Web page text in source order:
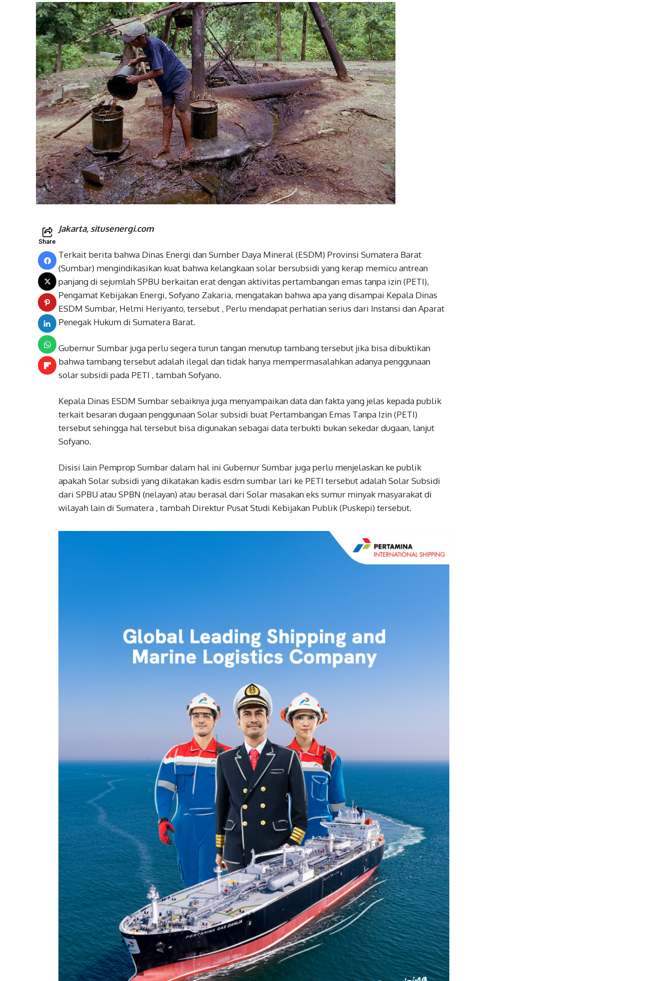
Share
Jakarta, situsenergi.com
Terkait berita bahwa Dinas Energi dan Sumber Daya Mineral (ESDM) Provinsi Sumatera Barat
(Sumbar) mengindikasikan kuat bahwa kelangkaan solar bersubsidi yang kerap memicu antrean
panjang di sejumlah SPBU berkaitan erat dengan aktivitas pertambangan emas tanpa izin (PETI),
Pengamat Kebijakan Energi, Sofyano Zakaria, mengatakan bahwa apa yang disampai Kepala Dinas
ESDM Sumbar, Helmi Heriyanto, tersebut , Perlu mendapat perhatian serius dari Instansi dan Aparat
Penegak Hukum di Sumatera Barat.
Gubernur Sumbar juga perlu segera turun tangan menutup tambang tersebut jika bisa dibuktikan
bahwa tambang tersebut adalah ilegal dan tidak hanya mempermasalahkan adanya penggunaan
solar subsidi pada PETI , tambah Sofyano.
Kepala Dinas ESDM Sumbar sebaiknya juga menyampaikan data dan fakta yang jelas kepada publik
terkait besaran dugaan penggunaan Solar subsidi buat Pertambangan Emas Tanpa Izin (PETI)
tersebut sehingga hal tersebut bisa digunakan sebagai data terbukti bukan sekedar dugaan, lanjut
Sofyano.
Disisi lain Pemprop Sumbar dalam hal ini Gubernur Sumbar juga perlu menjelaskan ke publik
apakah Solar subsidi yang dikatakan kadis esdm sumbar lari ke PETI tersebut adalah Solar Subsidi
dari SPBU atau SPBN (nelayan) atau berasal dari Solar masakan eks sumur minyak masyarakat di
wilayah lain di Sumatera , tambah Direktur Pusat Studi Kebijakan Publik (Puskepi) tersebut.